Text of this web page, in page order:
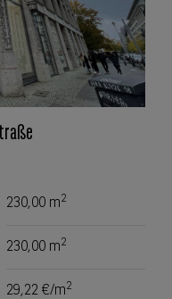
230,00 m2
230,00 m2
29,22 €/m2